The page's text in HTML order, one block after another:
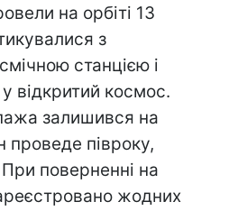
на орбіті 13
з
станцією і
відкритий космос.
залишився на
проведе півроку,
поверненні на
жодних